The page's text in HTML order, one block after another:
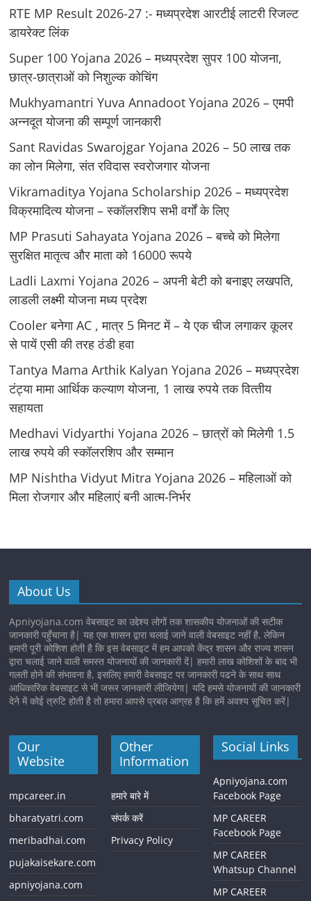
RTE MP Result 2026-27 :- मध्‍यप्रदेश आरटीई लाटरी रिजल्ट
डायरेक्ट लिंक
Super 100 Yojana 2026 – मध्यप्रदेश सुपर 100 योजना,
छात्र-छात्राओं को निशुल्क कोचिंग
Mukhyamantri Yuva Annadoot Yojana 2026 – एमपी
अन्नदूत योजना की सम्पूर्ण जानकारी
Sant Ravidas Swarojgar Yojana 2026 – 50 लाख तक
का लोन मिलेगा, संत रविदास स्वरोजगार योजना
Vikramaditya Yojana Scholarship 2026 – मध्‍यप्रदेश
विक्रमादित्‍य योजना – स्‍कॉलरशिप सभी वर्गों के लिए
MP Prasuti Sahayata Yojana 2026 – बच्चे को मिलेगा
सुरक्षित मातृत्व और माता को 16000 रूपये
Ladli Laxmi Yojana 2026 – अपनी बेटी को बनाइए लखपति,
लाडली लक्ष्मी योजना मध्य प्रदेश
Cooler बनेगा AC , मात्र 5 मिनट में – ये एक चीज लगाकर कूलर
से पायें एसी की तरह ठंडी हवा
Tantya Mama Arthik Kalyan Yojana 2026 – मध्‍यप्रदेश
टंट्या मामा आर्थिक कल्‍याण योजना, 1 लाख रुपये तक वित्‍तीय
सहायता
Medhavi Vidyarthi Yojana 2026 – छात्रों को मिलेगी 1.5
लाख रुपये की स्कॉलरशिप और सम्मान
MP Nishtha Vidyut Mitra Yojana 2026 – महिलाओं को
मिला रोजगार और महिलाएं बनी आत्म-निर्भर
About Us
Apniyojana.com वेबसाइट का उद्देश्य लोगों तक शासकीय योजनाओं की सटीक
जानकारी पहुँचाना है| यह एक शासन द्वारा चलाई जाने वाली वेबसाइट नहीं है, लेकिन
हमारी पूरी कोशिश होती है कि इस वेबसाइट में हम आपको केंद्र शासन और राज्य शासन
द्वारा चलाई जाने वाली समस्त योजनायों की जानकारी दें| हमारी लाख कोशिशों के बाद भी
गलती होने की संभावना है, इसलिए हमारी वेबसाइट पर जानकारी पढने के साथ साथ
आधिकारिक वेबसाइट से भी जरूर जानकारी लीजियेगा| यदि हमसे योजनायों की जानकारी
देने में कोई त्रुटि होती है तो हमारा आपसे प्रबल आग्रह है कि हमें अवश्य सूचित करें|
Our
Website
mpcareer.in
bharatyatri.com
meribadhai.com
pujakaisekare.com
apniyojana.com
Other
Information
हमारे बारे में
संपर्क करें
Privacy Policy
Social Links
Apniyojana.com
Facebook Page
MP CAREER
Facebook Page
MP CAREER
Whatsup Channel
MP CAREER